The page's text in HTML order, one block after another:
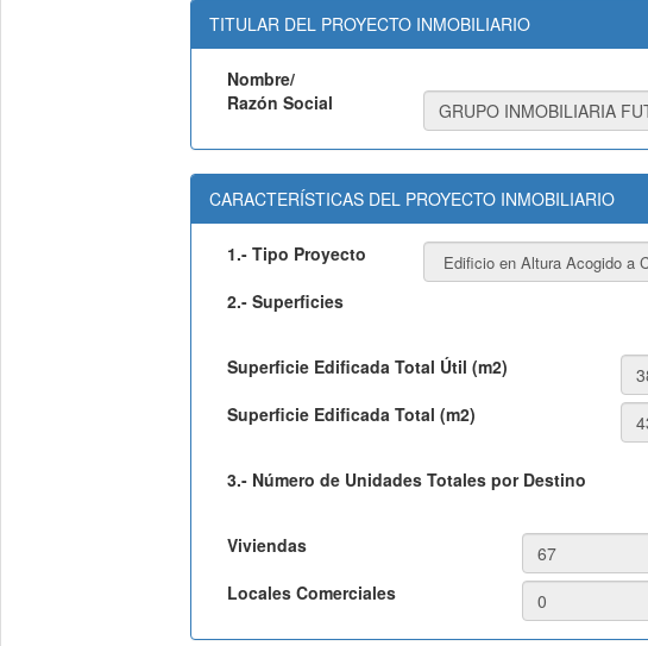
TITULAR DEL PROYECTO INMOBILIARIO
Nombre/
Razón Social
CARACTERÍSTICAS DEL PROYECTO INMOBILIARIO
1.- Tipo Proyecto
2.- Superficies
Superficie Edificada Total Útil (m2)
Superficie Edificada Total (m2)
3.- Número de Unidades Totales por Destino
Viviendas
Locales Comerciales